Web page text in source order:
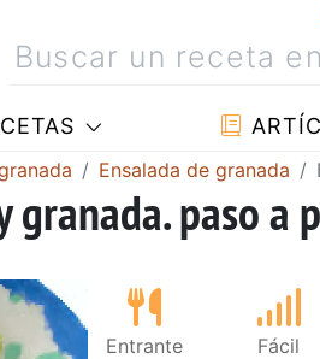
Ensalada de granada
granada. paso a
Entrante Fácil